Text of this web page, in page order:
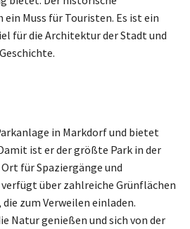
ein Muss für Touristen. Es ist ein
für die Architektur der Stadt und
in Markdorf und bietet
ist er der größte Park in der
für Spaziergänge und
über zahlreiche Grünflächen
zum Verweilen einladen.
Natur genießen und sich von der